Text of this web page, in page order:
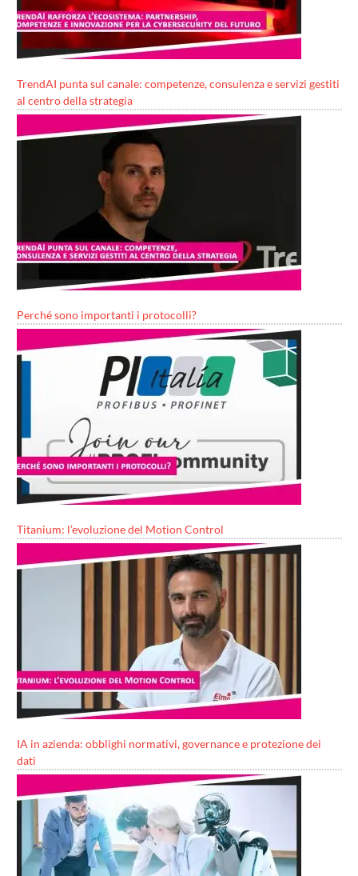
TrendAI punta sul canale: competenze, consulenza e servizi gestiti
al centro della strategia
Perché sono importanti i protocolli?
Titanium: l’evoluzione del Motion Control
IA in azienda: obblighi normativi, governance e protezione dei
dati